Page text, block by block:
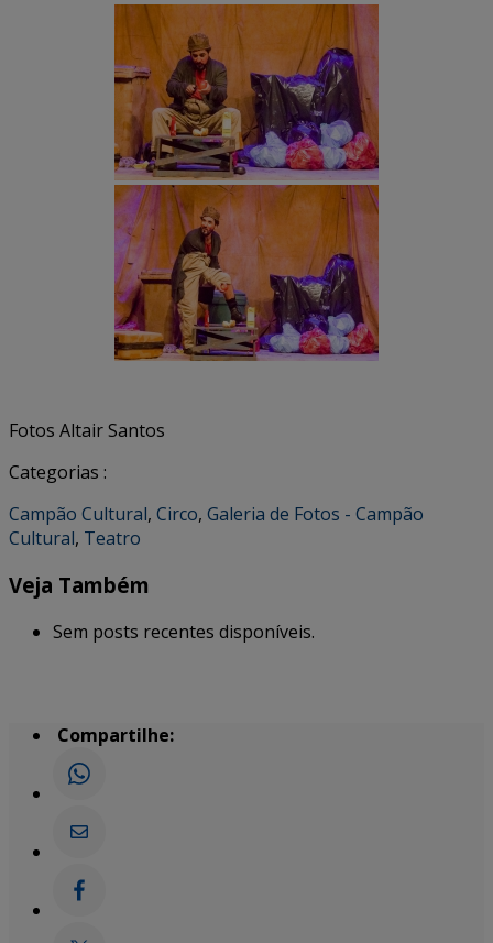
Fotos Altair Santos
Categorias :
Campão Cultural, Circo, Galeria de Fotos - Campão
Cultural, Teatro
Veja Também
Sem posts recentes disponíveis.
Compartilhe: